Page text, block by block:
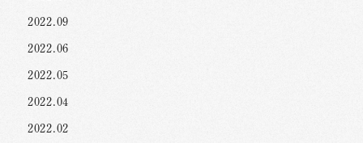
2022.09
2022.06
2022.05
2022.04
2022.02